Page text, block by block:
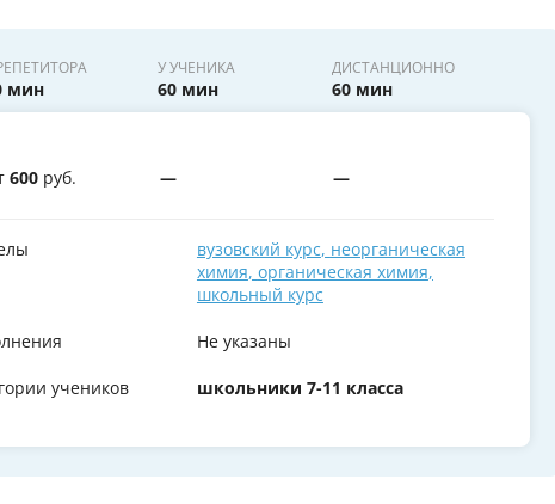
мин
У УЧЕНИКА
60 мин
ДИСТАНЦИОННО
60 мин
600 руб. — —
вузовский курс, неорганическая
химия, органическая химия,
школьный курс
Не указаны
учеников школьники 7-11 класса